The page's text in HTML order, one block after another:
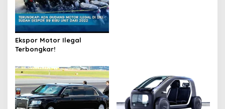
Ekspor Motor Ilegal
Terbongkar!